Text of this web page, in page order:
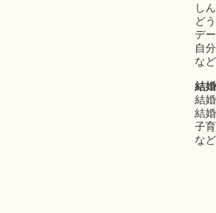
し
ど
デ
自
な
結
結
結
子
な